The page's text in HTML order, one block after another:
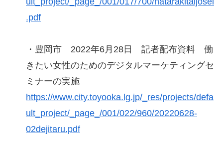
.pdf
・豊岡市 2022年6月28日 記者配布資料 働
きたい女性のためのデジタルマーケティングセ
ミナーの実施
https://www.city.toyooka.lg.jp/_res/projects/defa
ult_project/_page_/001/022/960/20220628-
02dejitaru.pdf